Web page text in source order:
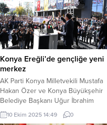
buyana verdiği haber ajansı
hizmetiyle ve Türkiye’nin en uygun
fiyatta haber ajansı olma özelliği ile
fark yaratıyor. Resmi abone olarak...
Konya Ereğli’de gençliğe yeni
merkez
AK Parti Konya Milletvekili Mustafa
Hakan Özer ve Konya Büyükşehir
Belediye Başkanı Uğur İbrahim
Altay, Büyükşehir Belediyesi
tarafından 330 milyon lira bedelle
10 Ekim 2025 14:49 0